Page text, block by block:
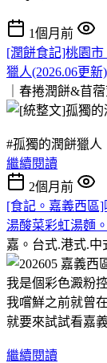
1個月前
[潤餅食記]桃園市
獵人(2026.06更新)
｜春捲潤餅&苜
#孤獨的潤餅獵人
繼續閱讀
2個月前
[食記。嘉義西區
湯酸菜彩虹湯麵
嘉。台式.港式.中
我是個彩色澱粉
我嚐鮮之前就曾
就要來試試看嘉
繼續閱讀